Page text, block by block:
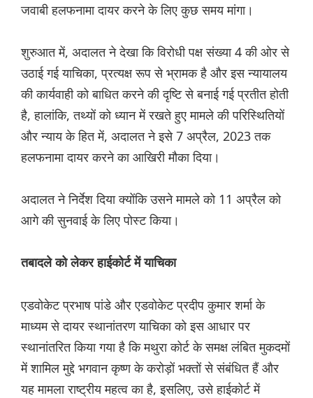
जवाबी हलफनामा दायर करने के लिए कुछ समय मांगा।
शुरुआत में, अदालत ने देखा कि विरोधी पक्ष संख्या 4 की ओर से
उठाई गई याचिका, प्रत्यक्ष रूप से भ्रामक है और इस न्यायालय
की कार्यवाही को बाधित करने की दृष्टि से बनाई गई प्रतीत होती
है, हालांकि, तथ्यों को ध्यान में रखते हुए मामले की परिस्थितियों
और न्याय के हित में, अदालत ने इसे 7 अप्रैल, 2023 तक
हलफनामा दायर करने का आखिरी मौका दिया।
अदालत ने निर्देश दिया क्योंकि उसने मामले को 11 अप्रैल को
आगे की सुनवाई के लिए पोस्ट किया।
तबादले को लेकर हाईकोर्ट में याचिका
एडवोकेट प्रभाष पांडे और एडवोकेट प्रदीप कुमार शर्मा के
माध्यम से दायर स्थानांतरण याचिका को इस आधार पर
स्थानांतरित किया गया है कि मथुरा कोर्ट के समक्ष लंबित मुकदमों
में शामिल मुद्दे भगवान कृष्ण के करोड़ों भक्तों से संबंधित हैं और
यह मामला राष्ट्रीय महत्व का है, इसलिए, उसे हाईकोर्ट में